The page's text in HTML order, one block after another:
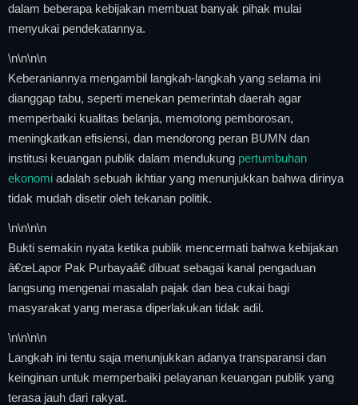
dalam beberapa kebijakan membuat banyak pihak mulai
menyukai pendekatannya.
\n\n\n\n
Keberaniannya mengambil langkah-langkah yang selama ini
dianggap tabu, seperti menekan pemerintah daerah agar
memperbaiki kualitas belanja, memotong pemborosan,
meningkatkan efisiensi, dan mendorong peran BUMN dan
institusi keuangan publik dalam mendukung pertumbuhan
ekonomi adalah sebuah ikhtiar yang menunjukkan bahwa dirinya
tidak mudah disetir oleh tekanan politik.
\n\n\n\n
Bukti semakin nyata ketika publik mencermati bahwa kebijakan
â€œLapor Pak Purbayaâ€ dibuat sebagai kanal pengaduan
langsung mengenai masalah pajak dan bea cukai bagi
masyarakat yang merasa diperlakukan tidak adil.
\n\n\n\n
Langkah ini tentu saja menunjukkan adanya transparansi dan
keinginan untuk memperbaiki pelayanan keuangan publik yang
terasa jauh dari rakyat.